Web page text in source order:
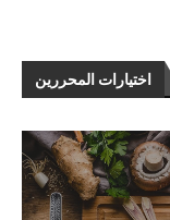
اختيارات المحررين